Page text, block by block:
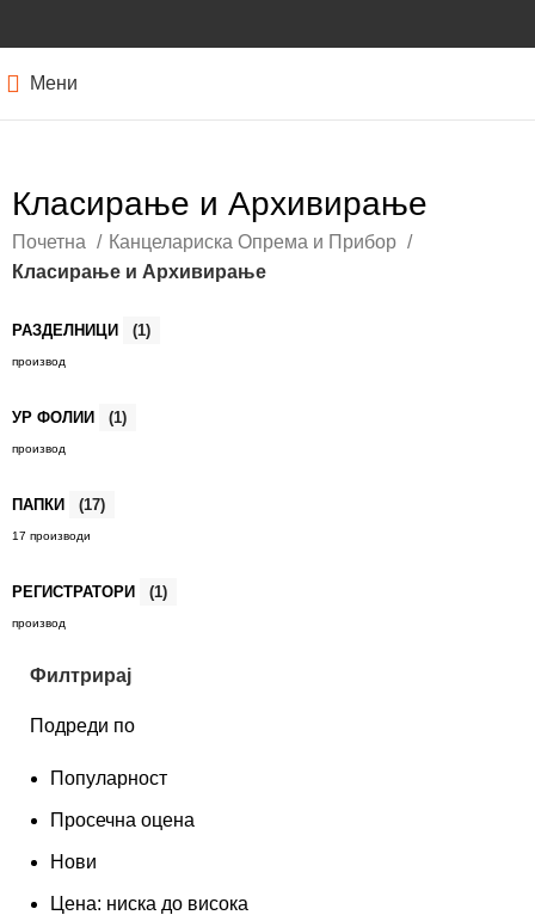
Мени
Класирање и Архивирање
Почетна
Канцелариска Опрема и Прибор
Класирање и Архивирање
РАЗДЕЛНИЦИ (1)
производ
УР ФОЛИИ (1)
производ
ПАПКИ (17)
17 производи
РЕГИСТРАТОРИ (1)
производ
Филтрирај
Подреди по
Популарност
Просечна оцена
Нови
Цена: ниска до висока